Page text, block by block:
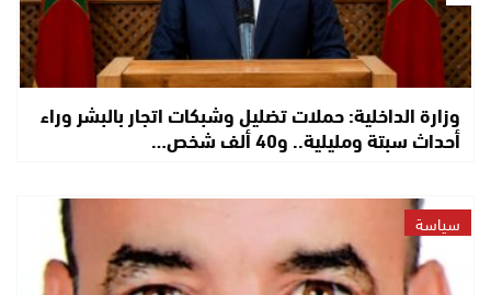
وزارة الداخلية: حملات تضليل وشبكات اتجار بالبشر وراء
أحداث سبتة ومليلية.. و40 ألف شخص…
سياسة